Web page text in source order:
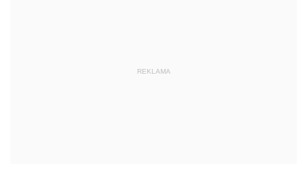
REKLAMA